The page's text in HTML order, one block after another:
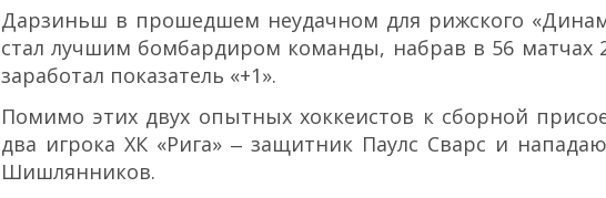
Дарзиньш в прошедшем неудачном для рижского
стал лучшим бомбардиром команды, набрав в 56 матчах
заработал показатель «+1».
Помимо этих двух опытных хоккеистов к сборной
два игрока ХК «Рига» ‒ защитник Паулс Сварс и
Шишлянников.